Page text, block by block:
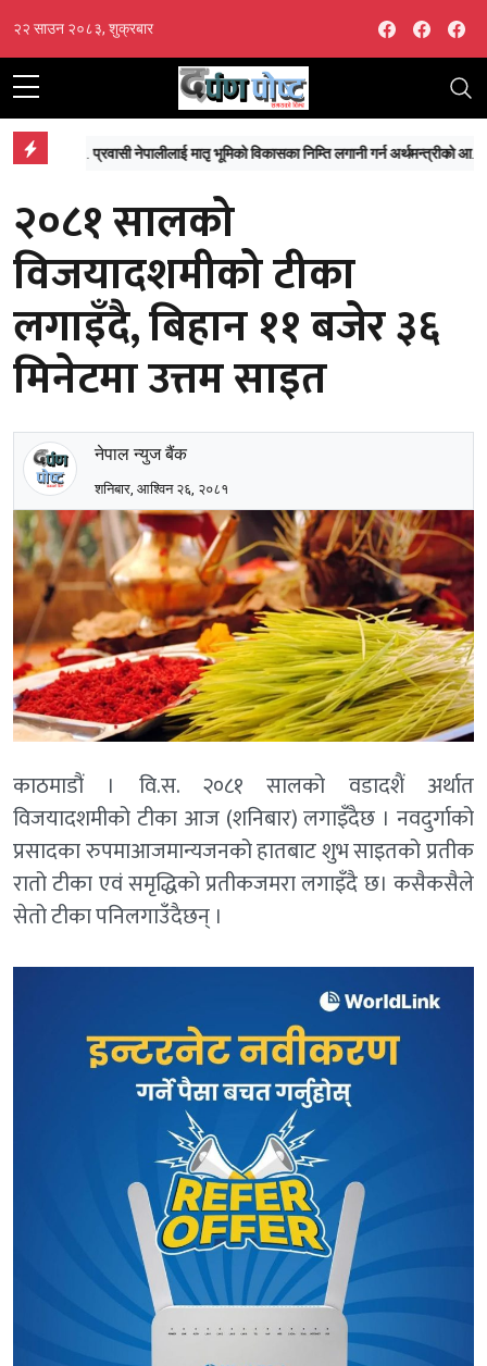
२२ साउन २०८३, शुक्रबार Facebook
प्रवासी नेपालीलाई मातृ भूमिको विकासका निम्ति लगानी गर्न अर्थमन्त्रीको आग्रह
२०८१ सालको
विजयादशमीको टीका
लगाइँदै, बिहान ११ बजेर ३६
मिनेटमा उत्तम साइत
नेपाल न्युज बैंक
शनिबार, आश्विन २६, २०८१
काठमाडौं । वि.स. २०८१ सालको वडादशैं अर्थात
विजयादशमीको टीका आज (शनिबार) लगाइँदैछ । नवदुर्गाको
प्रसादका रुपमाआजमान्यजनको हातबाट शुभ साइतको प्रतीक
रातो टीका एवं समृद्धिको प्रतीकजमरा लगाइँदै छ। कसैकसैले
सेतो टीका पनिलगाउँदैछन् ।